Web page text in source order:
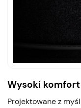
Wysoki
Projektowane z